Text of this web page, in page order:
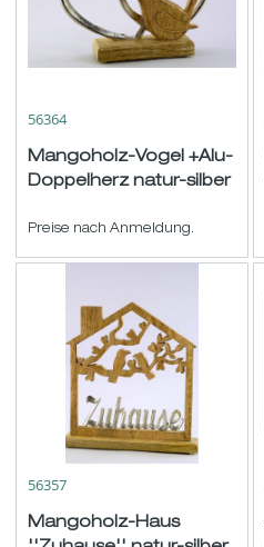
56364
Mangoholz-Vogel +Alu-
Doppelherz natur-silber
Preise nach Anmeldung.
56357
Mangoholz-Haus